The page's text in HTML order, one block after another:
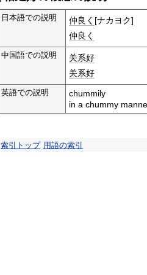
日本語での説明 仲良く [ナカヨク]
仲良く
中国語での説明
关系好
关系好
英語での説明
chummily
in a chummy
索引トップ 用語の索引